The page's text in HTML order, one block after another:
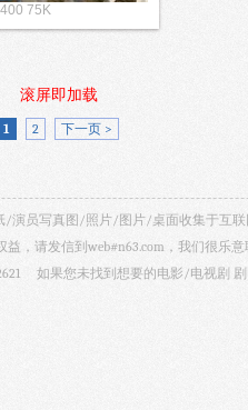
75K
滚屏即加载
1 2 下一页 >
/演员写真图/照片/图片/桌面收集于互
，请发信到web#n63.com，我们很乐
如果您未找到想要的电影/电视剧